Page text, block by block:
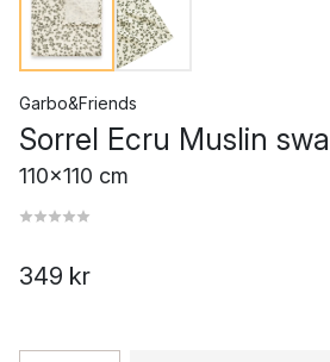
Garbo&Friends
Sorrel Ecru Muslin
110x110 cm
349 kr